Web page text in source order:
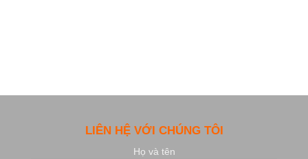
LIÊN HỆ VỚI CHÚNG TÔI
Họ và tên